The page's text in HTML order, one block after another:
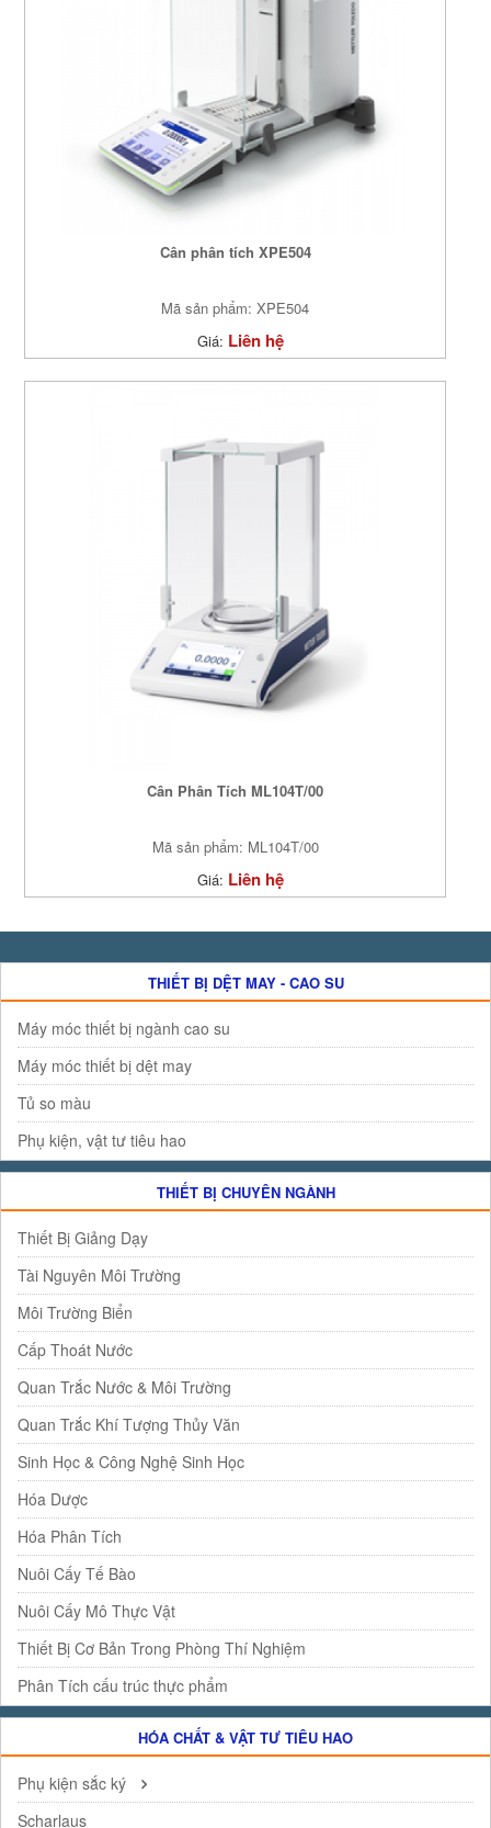
Cân phân tích XPE504
Mã sản phẩm: XPE504
Giá: Liên hệ
Cân Phân Tích ML104T/00
Mã sản phẩm: ML104T/00
Giá: Liên hệ
THIẾT BỊ DỆT MAY - CAO SU
Máy móc thiết bị ngành cao su
Máy móc thiết bị dệt may
Tủ so màu
Phụ kiện, vật tư tiêu hao
THIẾT BỊ CHUYÊN NGÀNH
Thiết Bị Giảng Dạy
Tài Nguyên Môi Trường
Môi Trường Biển
Cấp Thoát Nước
Quan Trắc Nước & Môi Trường
Quan Trắc Khí Tượng Thủy Văn
Sinh Học & Công Nghệ Sinh Học
Hóa Dược
Hóa Phân Tích
Nuôi Cấy Tế Bào
Nuôi Cấy Mô Thực Vật
Thiết Bị Cơ Bản Trong Phòng Thí Nghiệm
Phân Tích cấu trúc thực phẩm
HÓA CHẤT & VẬT TƯ TIÊU HAO
Phụ kiện sắc ký
Scharlaus